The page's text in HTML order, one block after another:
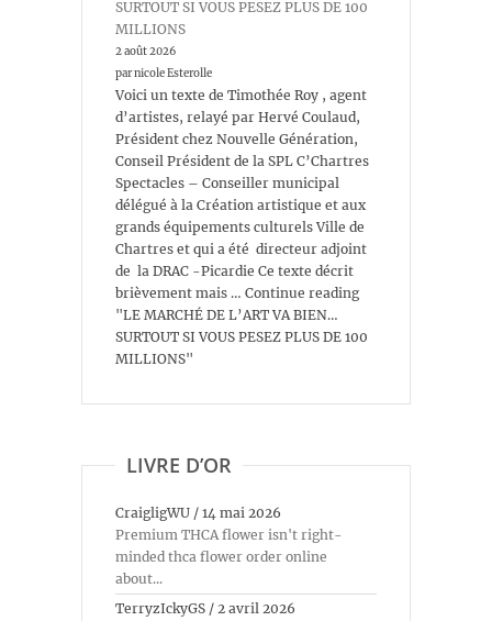
SURTOUT SI VOUS PESEZ PLUS DE 100
MILLIONS
2 août 2026
par nicole Esterolle
Voici un texte de Timothée Roy , agent
d’artistes, relayé par Hervé Coulaud,
Président chez Nouvelle Génération,
Conseil Président de la SPL C’Chartres
Spectacles – Conseiller municipal
délégué à la Création artistique et aux
grands équipements culturels Ville de
Chartres et qui a été directeur adjoint
de la DRAC -Picardie Ce texte décrit
brièvement mais … Continue reading
"LE MARCHÉ DE L’ART VA BIEN…
SURTOUT SI VOUS PESEZ PLUS DE 100
MILLIONS"
LIVRE D’OR
CraigligWU / 14 mai 2026
Premium THCA flower isn't right-
minded thca flower order online
about...
TerryzIckyGS / 2 avril 2026